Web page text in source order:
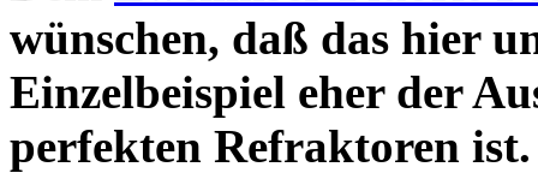
wünschen, daß das hier
Einzelbeispiel eher der
perfekten